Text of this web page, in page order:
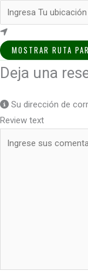
MOSTRAR RUTA
Deja una
Su dirección de
Review text